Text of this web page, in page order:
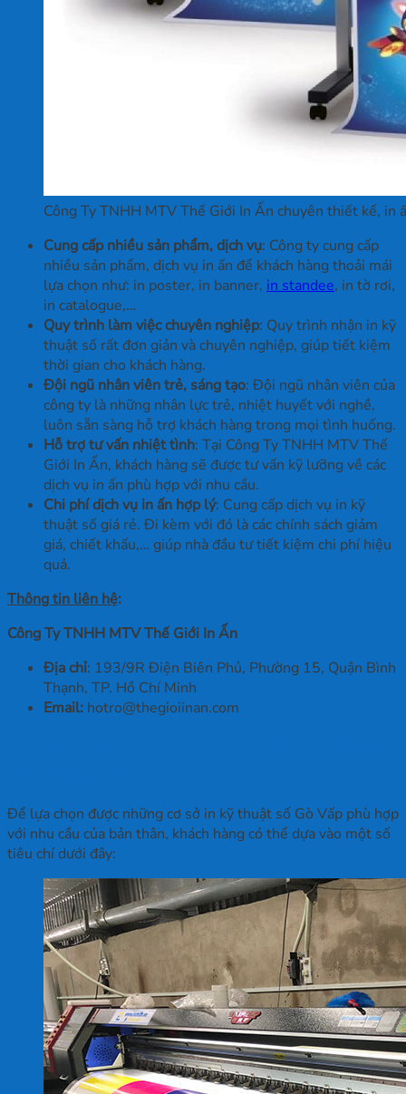
Công Ty TNHH MTV Thế Giới In Ấn chuyên thiết kế, in
Cung cấp nhiều sản phẩm, dịch vụ: Công ty cung cấp
nhiều sản phẩm, dịch vụ in ấn để khách hàng thoải mái
lựa chọn như: in poster, in banner, in standee, in tờ rơi,
in catalogue,…
Quy trình làm việc chuyên nghiệp: Quy trình nhận in kỹ
thuật số rất đơn giản và chuyên nghiệp, giúp tiết kiệm
thời gian cho khách hàng.
Đội ngũ nhân viên trẻ, sáng tạo: Đội ngũ nhân viên của
công ty là những nhân lực trẻ, nhiệt huyết với nghề,
luôn sẵn sàng hỗ trợ khách hàng trong mọi tình huống.
Hỗ trợ tư vấn nhiệt tình: Tại Công Ty TNHH MTV Thế
Giới In Ấn, khách hàng sẽ được tư vấn kỹ lưỡng về các
dịch vụ in ấn phù hợp với nhu cầu.
Chi phí dịch vụ in ấn hợp lý: Cung cấp dịch vụ in kỹ
thuật số giá rẻ. Đi kèm với đó là các chính sách giảm
giá, chiết khấu,… giúp nhà đầu tư tiết kiệm chi phí hiệu
quả.
Thông tin liên hệ:
Công Ty TNHH MTV Thế Giới In Ấn
Địa chỉ: 193/9R Điện Biên Phủ, Phường 15, Quận Bình
Thạnh, TP. Hồ Chí Minh
Email: hotro@thegioiinan.com
Để lựa chọn được những cơ sở in kỹ thuật số Gò Vấp phù hợp
với nhu cầu của bản thân, khách hàng có thể dựa vào một số
tiêu chí dưới đây: